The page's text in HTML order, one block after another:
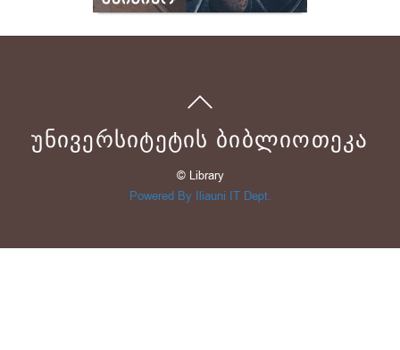
ᲣᲜᲘᲕᲔᲠᲡᲘᲢᲔᲢᲘᲡ ᲑᲘᲑᲚᲘᲝᲗᲔᲙᲐ
© Library
Powered By Iliauni IT Dept.